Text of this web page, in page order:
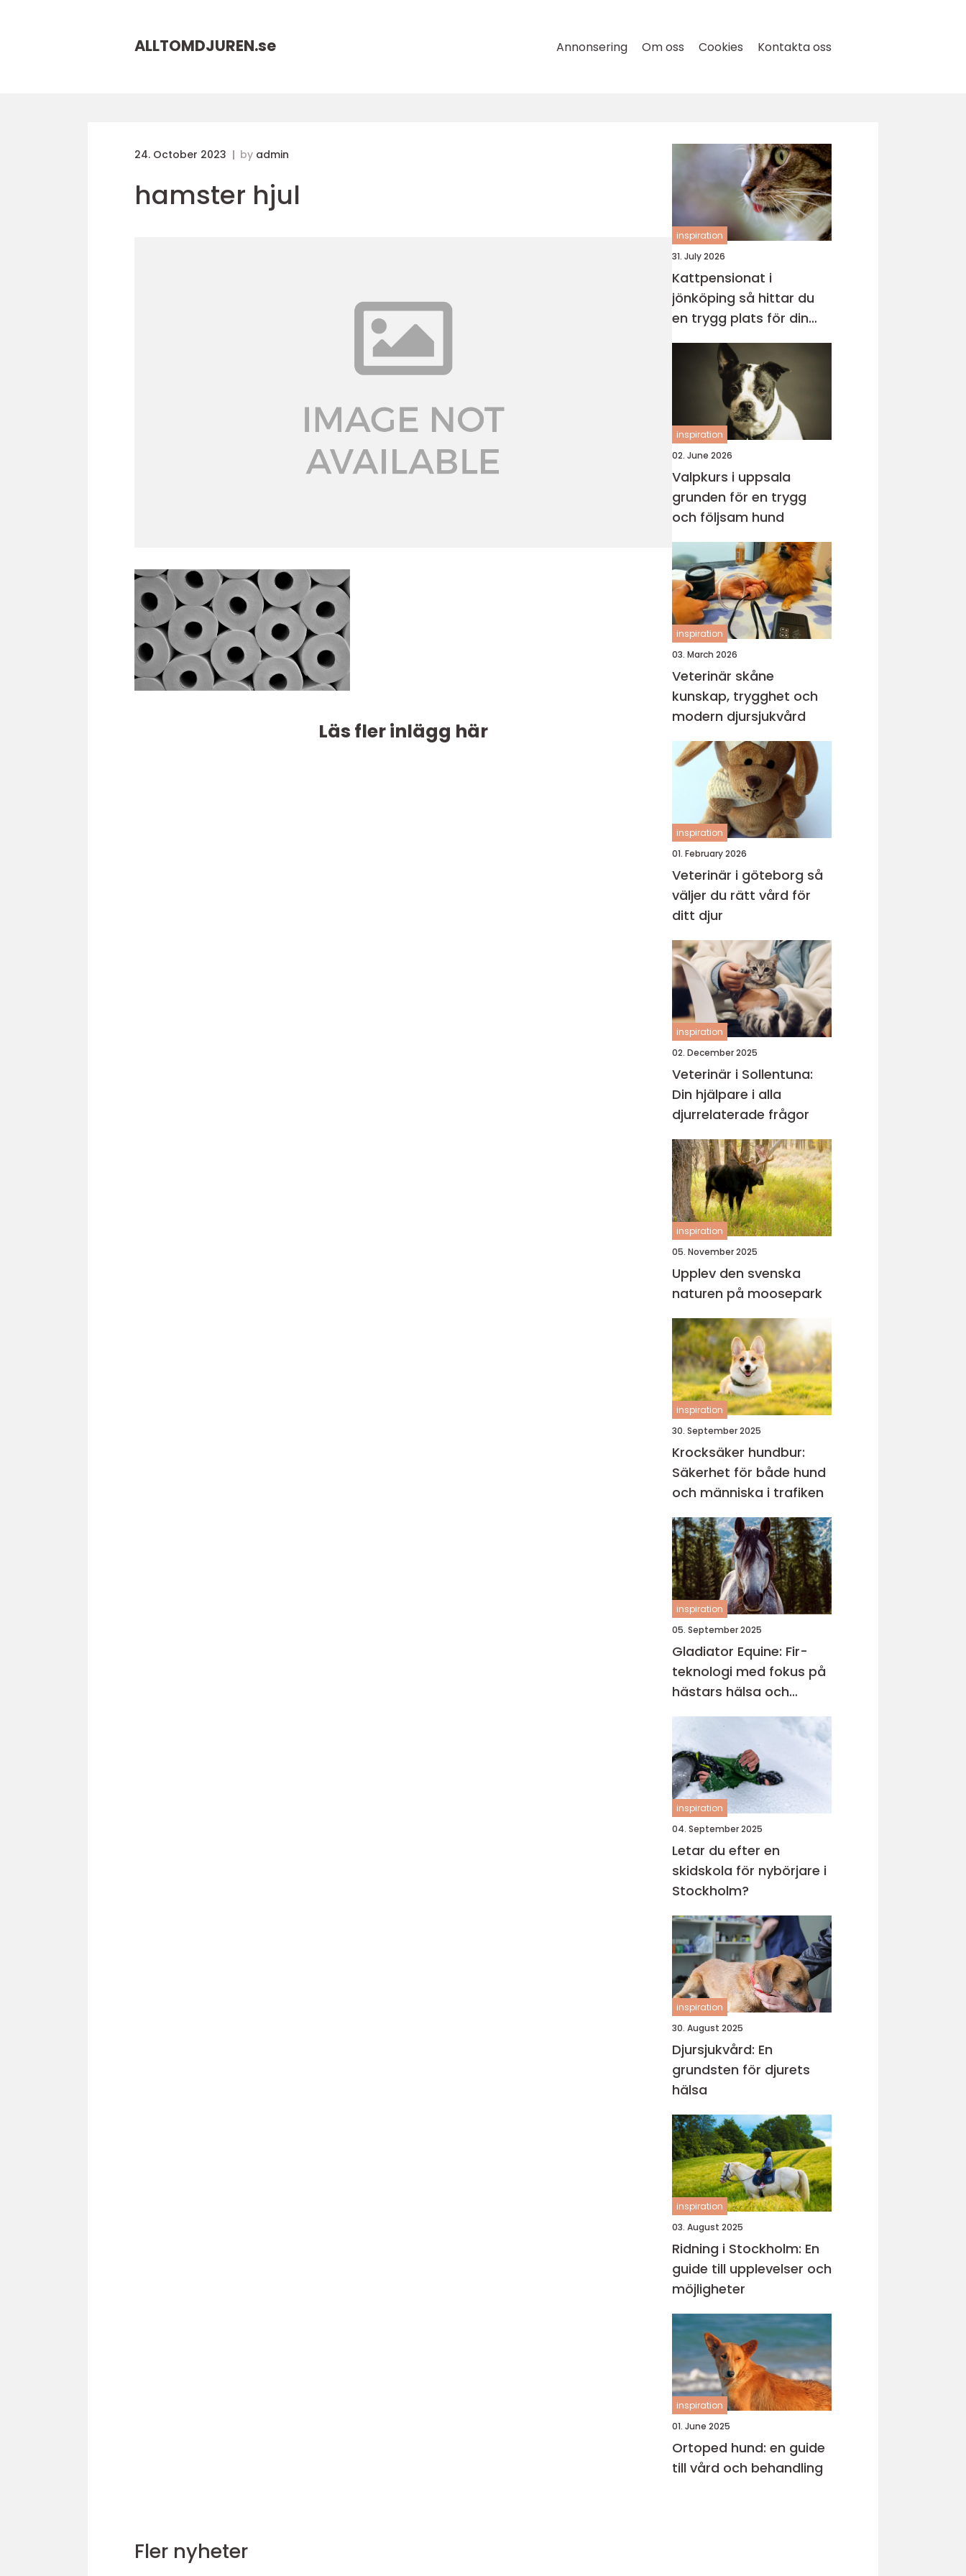
ALLTOMDJUREN.se Annonsering Om oss Cookies Kontakta oss
24. October 2023 by admin
hamster hjul
Läs fler inlägg här
inspiration
31. July 2026
Kattpensionat i
jönköping så hittar du
en trygg plats för din
katt
inspiration
02. June 2026
Valpkurs i uppsala
grunden för en trygg
och följsam hund
inspiration
03. March 2026
Veterinär skåne
kunskap, trygghet och
modern djursjukvård
inspiration
01. February 2026
Veterinär i göteborg så
väljer du rätt vård för
ditt djur
inspiration
02. December 2025
Veterinär i Sollentuna:
Din hjälpare i alla
djurrelaterade frågor
inspiration
05. November 2025
Upplev den svenska
naturen på moosepark
inspiration
30. September 2025
Krocksäker hundbur:
Säkerhet för både hund
och människa i trafiken
inspiration
05. September 2025
Gladiator Equine: Fir-
teknologi med fokus på
hästars hälsa och
välbefinnande
inspiration
04. September 2025
Letar du efter en
skidskola för nybörjare i
Stockholm?
inspiration
30. August 2025
Djursjukvård: En
grundsten för djurets
hälsa
inspiration
03. August 2025
Ridning i Stockholm: En
guide till upplevelser och
möjligheter
inspiration
01. June 2025
Ortoped hund: en guide
till vård och behandling
Fler nyheter